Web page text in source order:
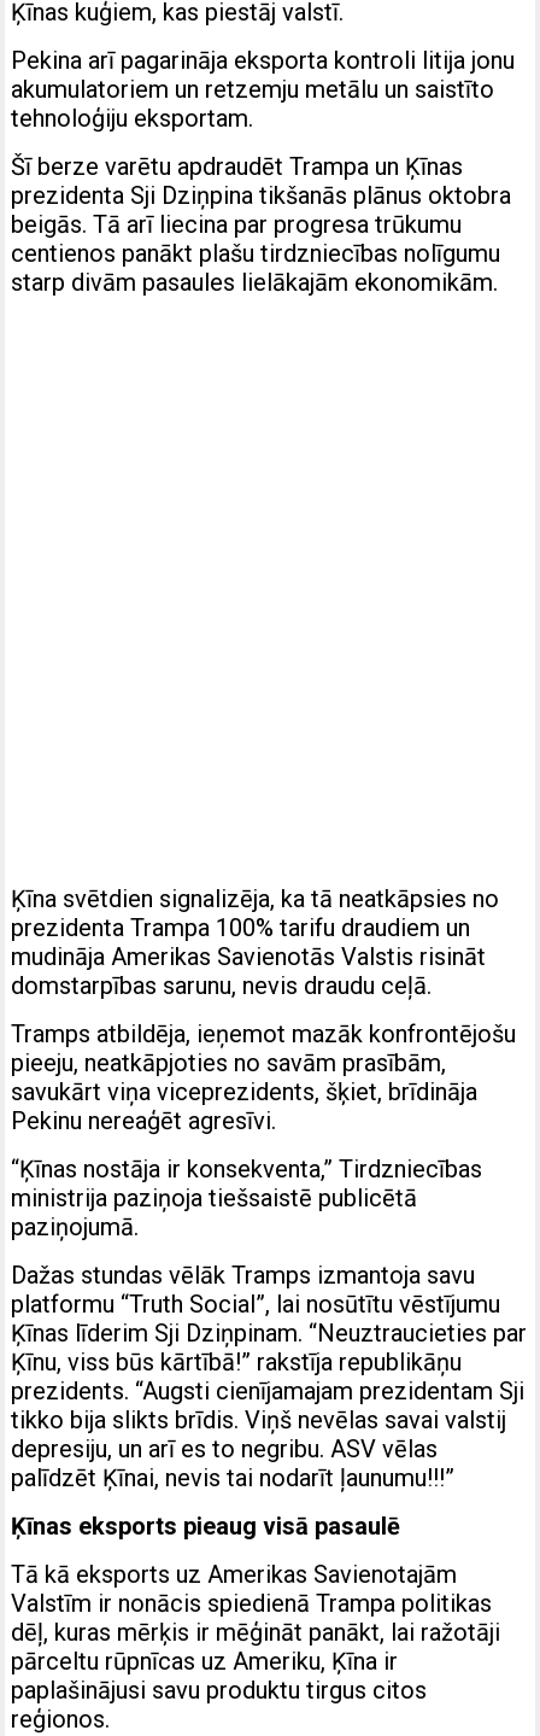
Ķīnas kuģiem, kas piestāj valstī.
Pekina arī pagarināja eksporta kontroli litija jonu
akumulatoriem un retzemju metālu un saistīto
tehnoloģiju eksportam.
Šī berze varētu apdraudēt Trampa un Ķīnas
prezidenta Sji Dziņpina tikšanās plānus oktobra
beigās. Tā arī liecina par progresa trūkumu
centienos panākt plašu tirdzniecības nolīgumu
starp divām pasaules lielākajām ekonomikām.
Ķīna svētdien signalizēja, ka tā neatkāpsies no
prezidenta Trampa 100% tarifu draudiem un
mudināja Amerikas Savienotās Valstis risināt
domstarpības sarunu, nevis draudu ceļā.
Tramps atbildēja, ieņemot mazāk konfrontējošu
pieeju, neatkāpjoties no savām prasībām,
savukārt viņa viceprezidents, šķiet, brīdināja
Pekinu nereaģēt agresīvi.
“Ķīnas nostāja ir konsekventa,” Tirdzniecības
ministrija paziņoja tiešsaistē publicētā
paziņojumā.
Dažas stundas vēlāk Tramps izmantoja savu
platformu “Truth Social”, lai nosūtītu vēstījumu
Ķīnas līderim Sji Dziņpinam. “Neuztraucieties par
Ķīnu, viss būs kārtībā!” rakstīja republikāņu
prezidents. “Augsti cienījamajam prezidentam Sji
tikko bija slikts brīdis. Viņš nevēlas savai valstij
depresiju, un arī es to negribu. ASV vēlas
palīdzēt Ķīnai, nevis tai nodarīt ļaunumu!!!”
Ķīnas eksports pieaug visā pasaulē
Tā kā eksports uz Amerikas Savienotajām
Valstīm ir nonācis spiedienā Trampa politikas
dēļ, kuras mērķis ir mēģināt panākt, lai ražotāji
pārceltu rūpnīcas uz Ameriku, Ķīna ir
paplašinājusi savu produktu tirgus citos
reģionos.